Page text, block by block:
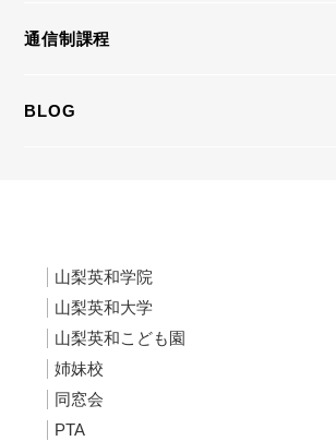
通信制課程
BLOG
山梨英和学院
山梨英和大学
山梨英和こども園
姉妹校
同窓会
PTA